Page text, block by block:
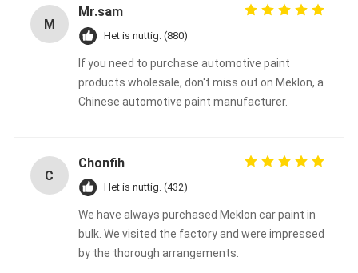
M
Mr.sam
Het is nuttig. (880)
If you need to purchase automotive paint
products wholesale, don't miss out on Meklon, a
Chinese automotive paint manufacturer.
C
Chonfih
Het is nuttig. (432)
We have always purchased Meklon car paint in
bulk. We visited the factory and were impressed
by the thorough arrangements.